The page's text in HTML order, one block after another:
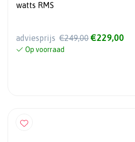
watts RMS
adviesprijs €249,00 €229,00
Op voorraad